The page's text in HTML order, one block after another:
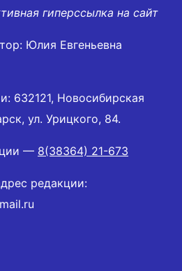
гиперссылка на сайт
Юлия Евгеньевна
632121, Новосибирская
ул. Урицкого, 84.
— 8(38364) 21-673
редакции: